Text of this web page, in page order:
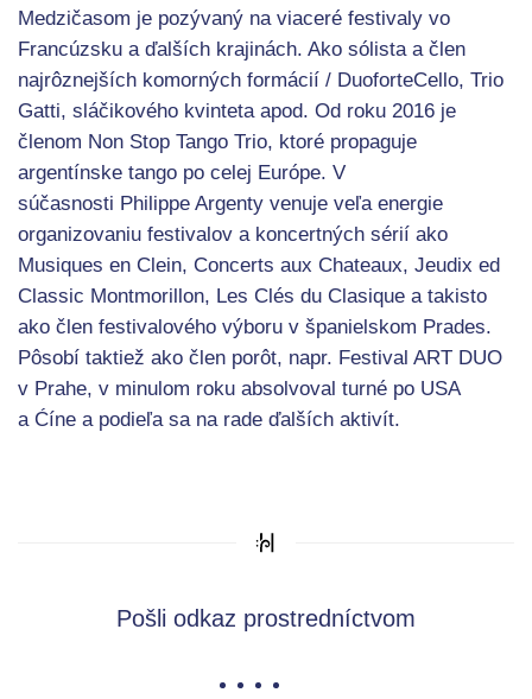
Medzičasom je pozývaný na viaceré festivaly vo
Francúzsku a ďalších krajinách. Ako sólista a člen
najrôznejších komorných formácií / DuoforteCello, Trio
Gatti, sláčikového kvinteta apod. Od roku 2016 je
členom Non Stop Tango Trio, ktoré propaguje
argentínske tango po celej Európe. V
súčasnosti Philippe Argenty venuje veľa energie
organizovaniu festivalov a koncertných sérií ako
Musiques en Clein, Concerts aux Chateaux, Jeudix ed
Classic Montmorillon, Les Clés du Clasique a takisto
ako člen festivalového výboru v španielskom Prades.
Pôsobí taktiež ako člen porôt, napr. Festival ART DUO
v Prahe, v minulom roku absolvoval turné po USA
a Ćíne a podieľa sa na rade ďalších aktivít.
Pošli odkaz prostredníctvom